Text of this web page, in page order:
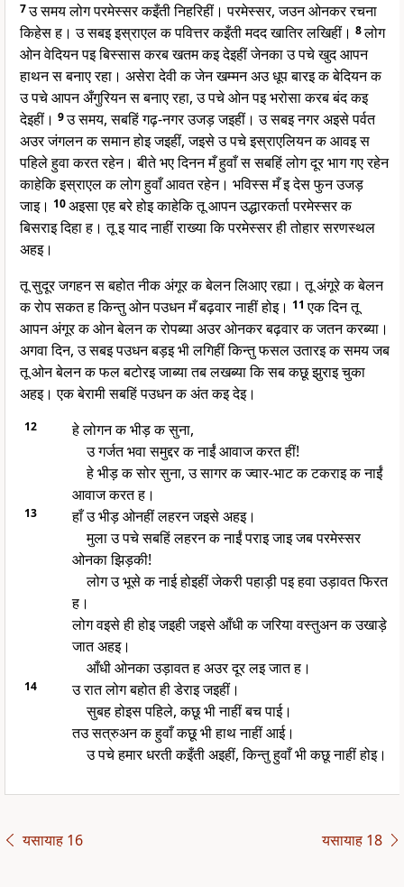
7उ समय लोग परमेस्सर कइँती निहरिहीं। परमेस्सर, जउन ओनकर रचना
किहेस ह। उ सबइ इस्राएल क पवित्तर कइँती मदद खातिर लखिहीं। 8लोग
ओन वेदियन पइ बिस्सास करब खतम कइ देइहीं जेनका उ पचे खुद आपन
हाथन स बनाए रहा। असेरा देवी क जेन खम्मन अउ धूप बारइ क बेदियन क
उ पचे आपन अँगुरियन स बनाए रहा, उ पचे ओन पइ भरोसा करब बंद कइ
देइहीं। 9उ समय, सबहिं गढ़-नगर उजड़ जइहीं। उ सबइ नगर अइसे पर्वत
अउर जंगलन क समान होइ जइहीं, जइसे उ पचे इस्राएलियन क आवइ स
पहिले हुवा करत रहेन। बीते भए दिनन मँ हुवाँ स सबहिं लोग दूर भाग गए रहेन
काहेकि इस्राएल क लोग हुवाँ आवत रहेन। भविस्स मँ इ देस फुन उजड़
जाइ। 10अइसा एह बरे होइ काहेकि तू आपन उद्धारकर्ता परमेस्सर क
बिसराइ दिहा ह। तू इ याद नाहीं राख्या कि परमेस्सर ही तोहार सरणस्थल
अहइ।
तू सुदूर जगहन स बहोत नीक अंगूर क बेलन लिआए रह्या। तू अंगूरे क बेलन
क रोप सकत ह किन्तु ओन पउधन मँ बढ़वार नाहीं होइ। 11एक दिन तू
आपन अंगूर क ओन बेलन क रोपब्या अउर ओनकर बढ़वार क जतन करब्या।
अगवा दिन, उ सबइ पउधन बड़इ भी लगिहीं किन्तु फसल उतारइ क समय जब
तू ओन बेलन क फल बटोरइ जाब्या तब लखब्या कि सब कछू झुराइ चुका
अहइ। एक बेरामी सबहिं पउधन क अंत कइ देइ।
12
हे लोगन क भीड़ क सुना,
उ गर्जत भवा समुद्दर क नाईं आवाज करत हीं!
हे भीड़ क सोर सुना, उ सागर क ज्वार-भाट क टकराइ क नाईं
आवाज करत ह।
13
हाँ उ भीड़ ओनहीं लहरन जइसे अहइ।
मुला उ पचे सबहिं लहरन क नाईं पराइ जाइ जब परमेस्सर
ओनका झिड़की!
लोग उ भूसे क नाई होइहीं जेकरी पहाड़ी पइ हवा उड़ावत फिरत
ह।
लोग वइसे ही होइ जइही जइसे आँधी क जरिया वस्तुअन क उखाड़े
जात अहइ।
आँधी ओनका उड़ावत ह अउर दूर लइ जात ह।
14
उ रात लोग बहोत ही डेराइ जइहीं।
सुबह होइस पहिले, कछू भी नाहीं बच पाई।
तउ सत्रुअन क हुवाँ कछू भी हाथ नाहीं आई।
उ पचे हमार धरती कइँती अइहीं, किन्तु हुवाँ भी कछू नाहीं होइ।
यसायाह 16 यसायाह 18